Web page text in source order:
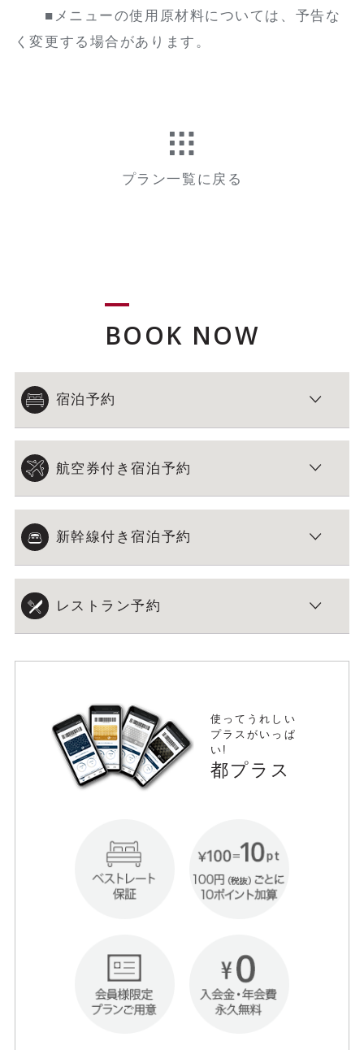
■メニューの使用原材料については、予告な
く変更する場合があります。
プラン一覧に戻る
BOOK NOW
宿泊予約
航空券付き宿泊予約
新幹線付き宿泊予約
レストラン予約
使ってうれしい
プラスがいっぱ
い!
都プラス